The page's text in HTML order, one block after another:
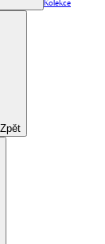
Kolekce
Zpět